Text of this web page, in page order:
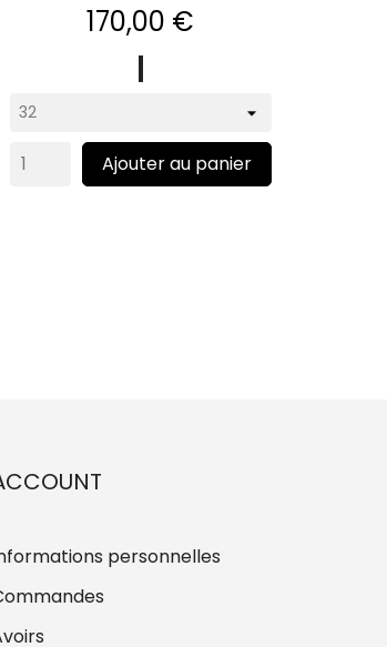
Prix
170,00 €
Ajouter au panier
personnelles